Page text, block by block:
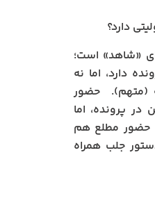
دارد؟
«شاهد» است؛
دارد، اما نه
(متهم). حضور
پرونده، اما
مطلع هم
جلب همراه